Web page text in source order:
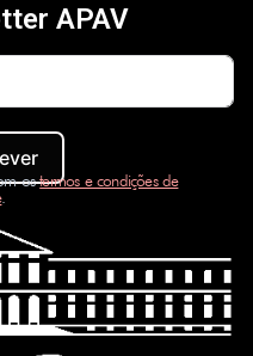
APAV
ostermos e condições de
.